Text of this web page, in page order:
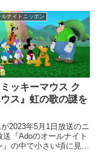
謎』のキービジュアルを
ガチ勢としてチェックし
た。
ナイトニッポン
ッキーマウス ク
ス』虹の歌の謎を
2023年5月1日放送のニ
送『Adoのオールナイト
』の中で小さい頃に見て